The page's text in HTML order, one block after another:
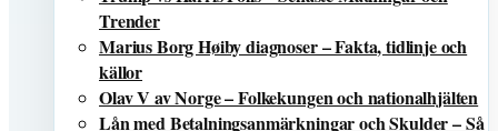
Trender
Marius Borg Høiby diagnoser – Fakta, tidlinje och
källor
Olav V av Norge – Folkekungen och nationalhjälten
Lån med Betalningsanmärkningar och Skulder – Så